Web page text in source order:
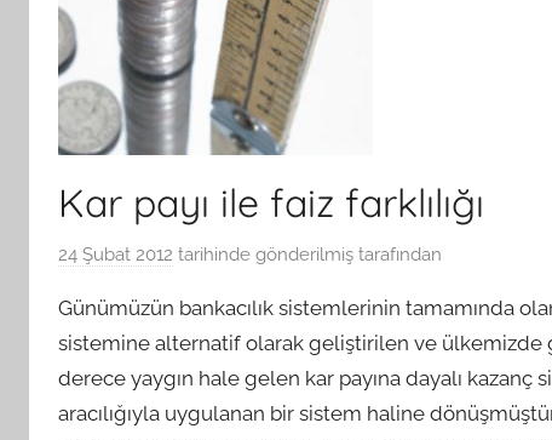
Kar payı ile faiz farklılığı
24 Şubat 2012 tarihinde gönderilmiş tarafından
Günümüzün bankacılık sistemlerinin tamamında
sistemine alternatif olarak geliştirilen ve ülkemizde
derece yaygın hale gelen kar payına dayalı kazanç
aracılığıyla uygulanan bir sistem haline